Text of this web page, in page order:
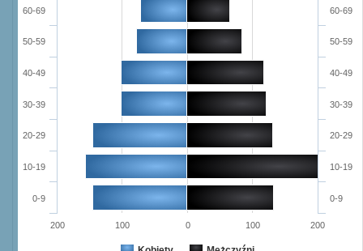
0-9
10-19
20-29
30-39
40-49
50-59
60-69
0-9
10-19
20-29
30-39
40-49
50-59
60-69
200 100 0 100 200